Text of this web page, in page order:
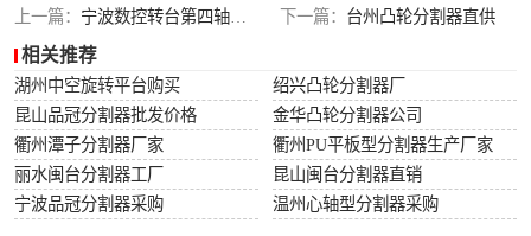
上一篇： 宁波数控转台第四轴采购 下一篇： 台州凸轮分割器直供
相关推荐
湖州中空旋转平台购买
绍兴凸轮分割器厂
昆山品冠分割器批发价格
金华凸轮分割器公司
衢州潭子分割器厂家
衢州PU平板型分割器生产厂家
丽水闽台分割器工厂
昆山闽台分割器直销
宁波品冠分割器采购
温州心轴型分割器采购
列